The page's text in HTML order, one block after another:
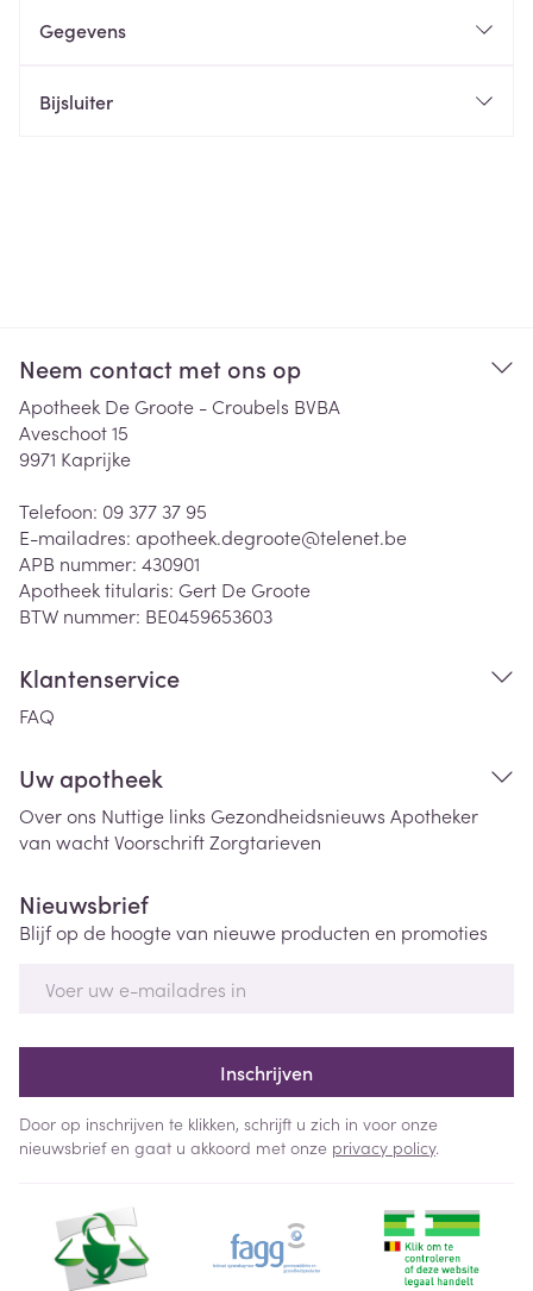
Gegevens
Bijsluiter
Neem contact met ons op
Apotheek De Groote - Croubels BVBA
Aveschoot 15
9971 Kaprijke
Telefoon: 09 377 37 95
E-mailadres: apotheek.degroote@telenet.be
APB nummer: 430901
Apotheek titularis: Gert De Groote
BTW nummer: BE0459653603
Klantenservice
FAQ
Uw apotheek
Over ons Nuttige links Gezondheidsnieuws Apotheker
van wachtVoorschriftZorgtarieven
Nieuwsbrief
Blijf op de hoogte van nieuwe producten en promoties
Inschrijven
Door op inschrijven te klikken, schrijft u zich in voor onze
nieuwsbrief en gaat u akkoord met onze privacy policy.